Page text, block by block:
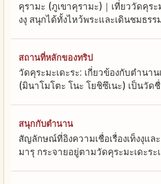
คุรามะ (ภูเขาคุรามะ)｜เที่ยววัดคุระ
งงุ สนุกได้ทั้งไหว้พระและเดินชมธรร
สถานที่หลักของทริป
วัดคุระมะเดะระ: เกี่ยวข้องกับตำนา
(มินาโมโตะ โนะ โยชิซึเนะ) เป็นวั
สนุกกับตำนาน
สัญลักษณ์ที่อิงความเชื่อเรื่องเท็งงุแล
มารุ กระจายอยู่ตามวัดคุระมะเดะร